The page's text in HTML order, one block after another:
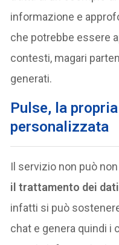
informazione e
che potrebbe essere
contesti, magari
generati.
Pulse, la
personalizzata
Il servizio non può
il trattamento dei
infatti si può
chat e genera quindi i